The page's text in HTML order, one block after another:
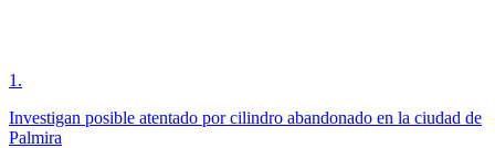
1 .
Investigan posible atentado por cilindro abandonado en la ciudad de
Palmira